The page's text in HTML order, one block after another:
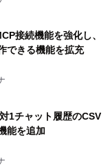
接続機能を強化し、
できる機能を拡充
1チャット履歴のCSV
能を追加